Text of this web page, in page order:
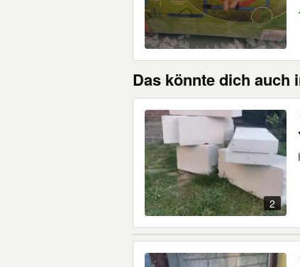
Das könnte dich auch
2